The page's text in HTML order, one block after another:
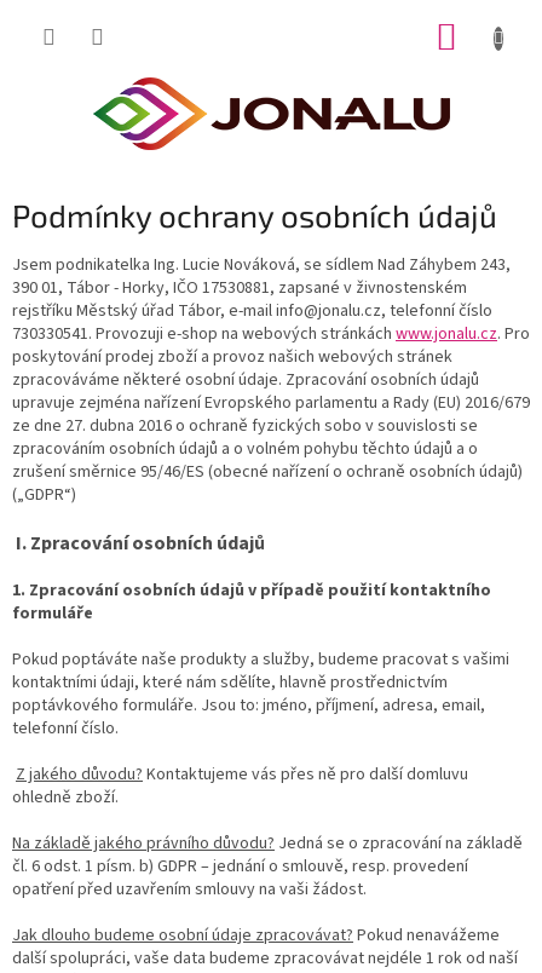
Podmínky ochrany osobních údajů
Jsem podnikatelka Ing. Lucie Nováková, se sídlem Nad Záhybem 243,
390 01, Tábor - Horky, IČO 17530881, zapsané v živnostenském
rejstříku Městský úřad Tábor, e-mail info@jonalu.cz, telefonní číslo
730330541. Provozuji e-shop na webových stránkách www.jonalu.cz. Pro
poskytování prodej zboží a provoz našich webových stránek
zpracováváme některé osobní údaje. Zpracování osobních údajů
upravuje zejména nařízení Evropského parlamentu a Rady (EU) 2016/679
ze dne 27. dubna 2016 o ochraně fyzických sobo v souvislosti se
zpracováním osobních údajů a o volném pohybu těchto údajů a o
zrušení směrnice 95/46/ES (obecné nařízení o ochraně osobních údajů)
(„GDPR“)
I. Zpracování osobních údajů
1. Zpracování osobních údajů v případě použití kontaktního
formuláře
Pokud poptáváte naše produkty a služby, budeme pracovat s vašimi
kontaktními údaji, které nám sdělíte, hlavně prostřednictvím
poptávkového formuláře. Jsou to: jméno, příjmení, adresa, email,
telefonní číslo.
Z jakého důvodu? Kontaktujeme vás přes ně pro další domluvu
ohledně zboží.
Na základě jakého právního důvodu? Jedná se o zpracování na základě
čl. 6 odst. 1 písm. b) GDPR – jednání o smlouvě, resp. provedení
opatření před uzavřením smlouvy na vaši žádost.
Jak dlouho budeme osobní údaje zpracovávat? Pokud nenavážeme
další spolupráci, vaše data budeme zpracovávat nejdéle 1 rok od naší